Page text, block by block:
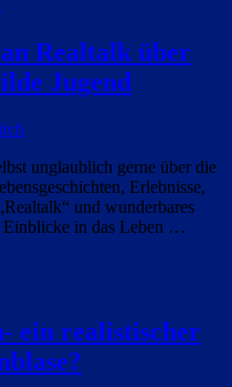
Realtalk über
Jugend
unglaublich gerne über die
Erlebnisse,
und wunderbares
Einblicke in das Leben …
ein realistischer